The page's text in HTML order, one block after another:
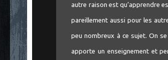
autre raison est qu’apprendre
pareillement aussi pour les
peu nombreux à ce sujet. On
apporte un enseignement et